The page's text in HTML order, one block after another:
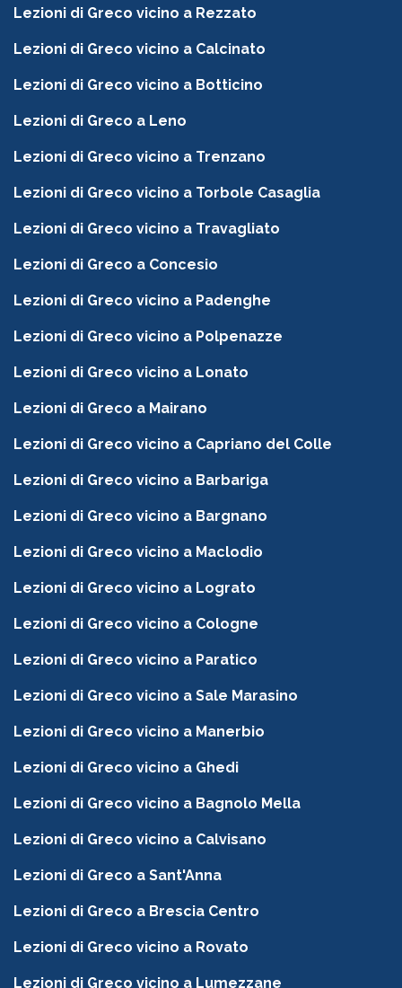
Lezioni di Greco vicino a Rezzato
Lezioni di Greco vicino a Calcinato
Lezioni di Greco vicino a Botticino
Lezioni di Greco a Leno
Lezioni di Greco vicino a Trenzano
Lezioni di Greco vicino a Torbole Casaglia
Lezioni di Greco vicino a Travagliato
Lezioni di Greco a Concesio
Lezioni di Greco vicino a Padenghe
Lezioni di Greco vicino a Polpenazze
Lezioni di Greco vicino a Lonato
Lezioni di Greco a Mairano
Lezioni di Greco vicino a Capriano del Colle
Lezioni di Greco vicino a Barbariga
Lezioni di Greco vicino a Bargnano
Lezioni di Greco vicino a Maclodio
Lezioni di Greco vicino a Lograto
Lezioni di Greco vicino a Cologne
Lezioni di Greco vicino a Paratico
Lezioni di Greco vicino a Sale Marasino
Lezioni di Greco vicino a Manerbio
Lezioni di Greco vicino a Ghedi
Lezioni di Greco vicino a Bagnolo Mella
Lezioni di Greco vicino a Calvisano
Lezioni di Greco a Sant'Anna
Lezioni di Greco a Brescia Centro
Lezioni di Greco vicino a Rovato
Lezioni di Greco vicino a Lumezzane